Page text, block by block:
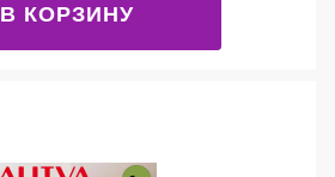
В КОРЗИНУ